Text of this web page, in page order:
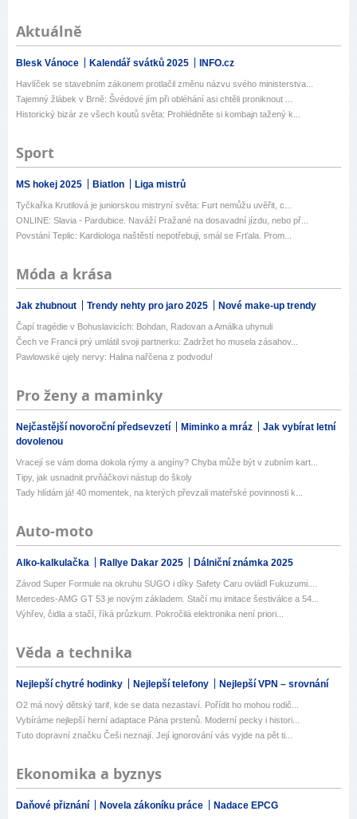
Aktuálně
Blesk Vánoce Kalendář svátků 2025 INFO.cz
Havlíček se stavebním zákonem protlačil změnu názvu svého ministerstva...
Tajemný žlábek v Brně: Švédové jím při obléhání asi chtěli proniknout ...
Historický bizár ze všech koutů světa: Prohlédněte si kombajn tažený k...
Sport
MS hokej 2025 Biatlon Liga mistrů
Tyčkařka Krutilová je juniorskou mistryní světa: Furt nemůžu uvěřit, c...
ONLINE: Slavia - Pardubice. Naváží Pražané na dosavadní jízdu, nebo př...
Povstání Teplic: Kardiologa naštěstí nepotřebuji, smál se Frťala. Prom...
Móda a krása
Jak zhubnout Trendy nehty pro jaro 2025 Nové make-up trendy
Čapí tragédie v Bohuslavicích: Bohdan, Radovan a Amálka uhynuli
Čech ve Francii prý umlátil svoji partnerku: Zadržet ho musela zásahov...
Pawlowské ujely nervy: Halina nařčena z podvodu!
Pro ženy a maminky
Nejčastější novoroční předsevzetí Miminko a mráz
Jak vybírat letní
dovolenou
Vracejí se vám doma dokola rýmy a angíny? Chyba může být v zubním kart...
Tipy, jak usnadnit prvňáčkovi nástup do školy
Tady hlídám já! 40 momentek, na kterých převzali mateřské povinnosti k...
Auto-moto
Alko-kalkulačka Rallye Dakar 2025 Dálniční známka 2025
Závod Super Formule na okruhu SUGO i díky Safety Caru ovládl Fukuzumi....
Mercedes-AMG GT 53 je novým základem. Stačí mu imitace šestiválce a 54...
Výhřev, čidla a stačí, říká průzkum. Pokročilá elektronika není priori...
Věda a technika
Nejlepší chytré hodinky Nejlepší telefony Nejlepší VPN – srovnání
O2 má nový dětský tarif, kde se data nezastaví. Pořídit ho mohou rodič...
Vybíráme nejlepší herní adaptace Pána prstenů. Moderní pecky i histori...
Tuto dopravní značku Češi neznají. Její ignorování vás vyjde na pět ti...
Ekonomika a byznys
Daňové přiznání Novela zákoníku práce Nadace EPCG